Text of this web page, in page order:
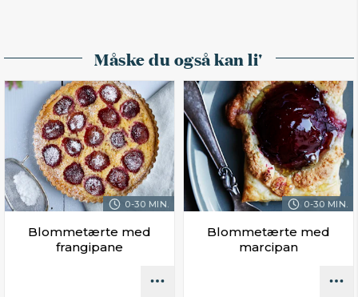
Måske du også kan li'
0-30 MIN.
Blommetærte med
frangipane
0-30 MIN.
Blommetærte med
marcipan